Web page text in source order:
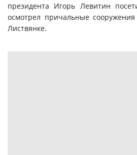
президента Игорь Левитин
осмотрел причальные
Листвянке.